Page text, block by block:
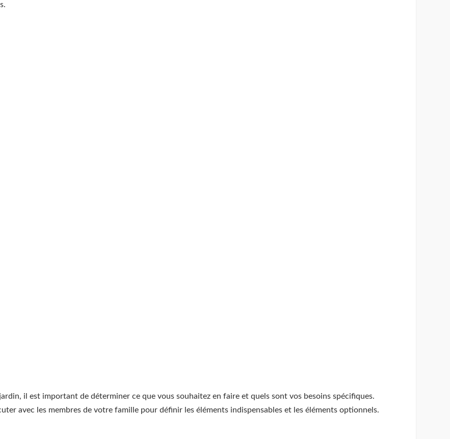
il est important de déterminer ce que vous souhaitez en faire et quels sont vos besoins spécifiques.
avec les membres de votre famille pour définir les éléments indispensables et les éléments optionnels.